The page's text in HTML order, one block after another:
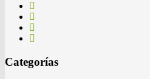
Categorías